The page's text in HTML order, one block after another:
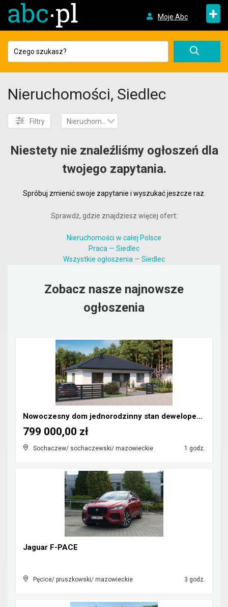
Moje Abc +
Nieruchomości, Siedlec
Filtry Nieruchomości
Niestety nie znaleźliśmy ogłoszeń dla
twojego zapytania.
Spróbuj zmienić swoje zapytanie i wyszukać jeszcze raz.
Sprawdź, gdzie znajdziesz więcej ofert:
Nieruchomości w całej Polsce
Praca — Siedlec
Wszystkie ogłoszenia — Siedlec
Zobacz nasze najnowsze
ogłoszenia
Nowoczesny dom jednorodzinny stan deweloperski
Sochaczew/ sochaczewski/ mazowieckie 1 godz.
799 000,00 zł
Jaguar F-PACE
Pęcice/ pruszkowski/ mazowieckie 3 godz.